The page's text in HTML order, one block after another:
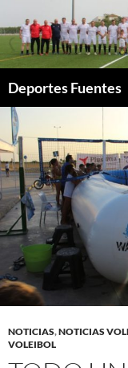
al
contenido
Deportes Fuentes
NOTICIAS,NOTICIAS
VOLEIBOL